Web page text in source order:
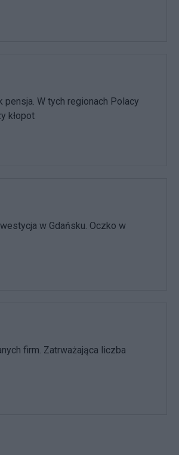
pensja. W tych regionach Polacy
kłopot
w Gdańsku. Oczko w
firm. Zatrważająca liczba